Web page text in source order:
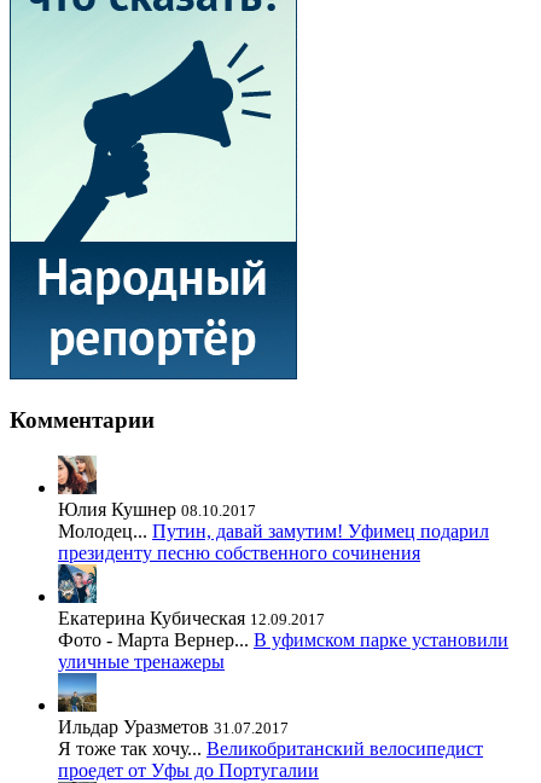
Комментарии
Юлия Кушнер 08.10.2017
Молодец... Путин, давай замутим! Уфимец подарил
президенту песню собственного сочинения
Екатерина Кубическая 12.09.2017
Фото - Марта Вернер... В уфимском парке установили
уличные тренажеры
Ильдар Уразметов 31.07.2017
Я тоже так хочу... Великобританский велосипедист
проедет от Уфы до Португалии